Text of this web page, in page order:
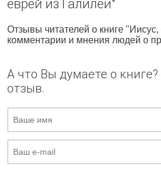
еврей из Галилеи"
Отзывы читателей о книге
комментарии и мнения людей о
А что Вы думаете о
отзыв.